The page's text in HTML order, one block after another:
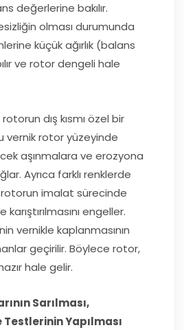
değerlerine bakılır.
olması durumunda
küçük ağırlık (balans
ve rotor dengeli hale
dış kısmı özel bir
vernik rotor yüzeyinde
aşınmalara ve erozyona
Ayrıca farklı renklerde
rotorun imalat sürecinde
engeller.
vernikle kaplanmasının
geçirilir. Böylece rotor,
hale gelir.
Sarılması,
Yapılması